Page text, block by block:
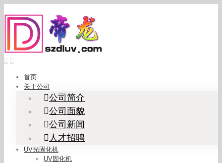
to
content
首页
关于公司
公司简介
公司面貌
公司新闻
人才招聘
UV光固化机
UV固化机